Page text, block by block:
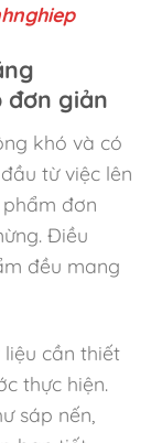
đơn giản
khó và có
từ việc lên
đơn
Điều
đều mang
cần thiết
thực hiện.
sáp nến,